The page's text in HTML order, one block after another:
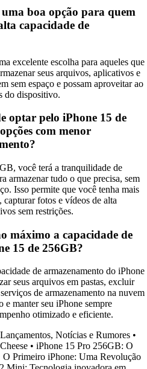
boa opção para quem
capacidade de
excelente escolha para aqueles que
seus arquivos, aplicativos e
sem espaço e possam aproveitar ao
do dispositivo.
optar pelo iPhone 15 de
com menor
você terá a tranquilidade de
armazenar tudo o que precisa, sem
Isso permite que você tenha mais
fotos e vídeos de alta
sem restrições.
máximo a capacidade de
15 de 256GB?
de armazenamento do iPhone
seus arquivos em pastas, excluir
de armazenamento na nuvem
e manter seu iPhone sempre
otimizado e eficiente.
Notícias e Rumores •
• iPhone 15 Pro 256GB: O
O Primeiro iPhone: Uma Revolução